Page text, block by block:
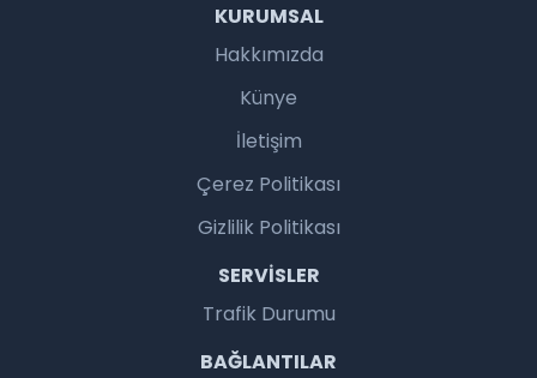
KURUMSAL
Hakkımızda
Künye
İletişim
Çerez Politikası
Gizlilik Politikası
SERVISLER
Trafik Durumu
BAĞLANTILAR